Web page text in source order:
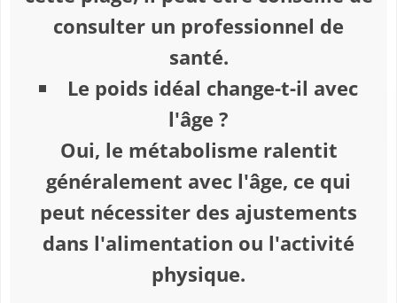
consulter un professionnel de
santé.
Le poids idéal change-t-il avec
l'âge ?
Oui, le métabolisme ralentit
généralement avec l'âge, ce qui
peut nécessiter des ajustements
dans l'alimentation ou l'activité
physique.